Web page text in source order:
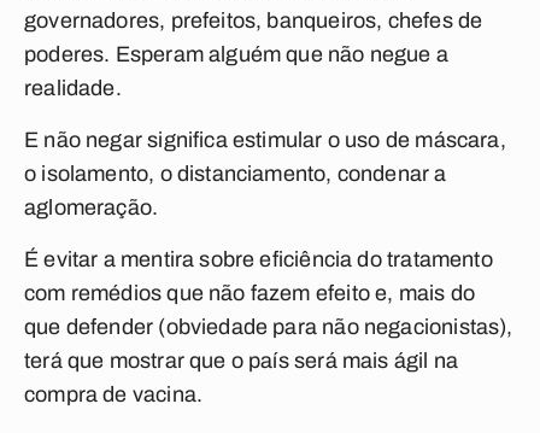
governadores, prefeitos, banqueiros, chefes de
poderes. Esperam alguém que não negue a
realidade.
E não negar significa estimular o uso de máscara,
o isolamento, o distanciamento, condenar a
aglomeração.
É evitar a mentira sobre eficiência do tratamento
com remédios que não fazem efeito e, mais do
que defender (obviedade para não negacionistas),
terá que mostrar que o país será mais ágil na
compra de vacina.